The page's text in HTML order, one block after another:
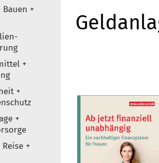
Bauen +
+
+
+
+